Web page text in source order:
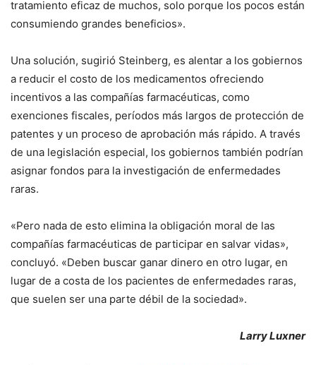
tratamiento eficaz de muchos, solo porque los pocos están
consumiendo grandes beneficios».
Una solución, sugirió Steinberg, es alentar a los gobiernos
a reducir el costo de los medicamentos ofreciendo
incentivos a las compañías farmacéuticas, como
exenciones fiscales, períodos más largos de protección de
patentes y un proceso de aprobación más rápido. A través
de una legislación especial, los gobiernos también podrían
asignar fondos para la investigación de enfermedades
raras.
«Pero nada de esto elimina la obligación moral de las
compañías farmacéuticas de participar en salvar vidas»,
concluyó. «Deben buscar ganar dinero en otro lugar, en
lugar de a costa de los pacientes de enfermedades raras,
que suelen ser una parte débil de la sociedad».
Larry Luxner